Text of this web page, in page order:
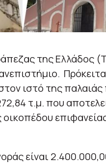
της Ελλάδος
ιστό της
τ.μ. που
είναι